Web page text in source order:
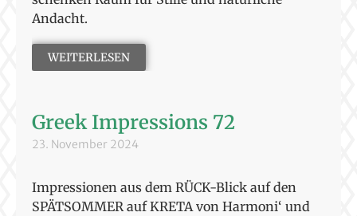
Andacht.
WEITERLESEN
Greek Impressions 72
23. November 2024
Impressionen aus dem RÜCK-Blick auf den
SPÄTSOMMER auf KRETA von Harmoni‘ und